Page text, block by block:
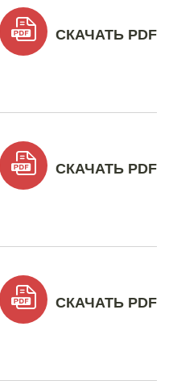
СКАЧАТЬ PDF
СКАЧАТЬ PDF
СКАЧАТЬ PDF